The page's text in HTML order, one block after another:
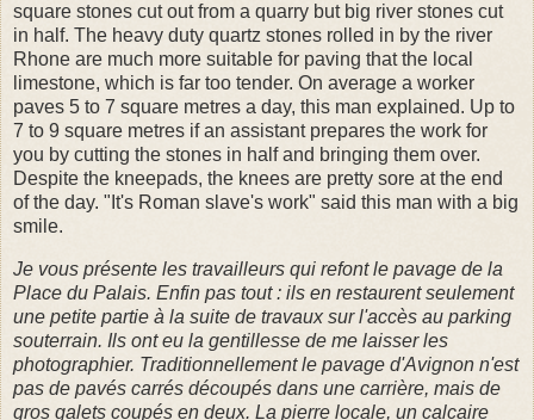
square stones cut out from a quarry but big river stones cut
in half. The heavy duty quartz stones rolled in by the river
Rhone are much more suitable for paving that the local
limestone, which is far too tender. On average a worker
paves 5 to 7 square metres a day, this man explained. Up to
7 to 9 square metres if an assistant prepares the work for
you by cutting the stones in half and bringing them over.
Despite the kneepads, the knees are pretty sore at the end
of the day. "It's Roman slave's work" said this man with a big
smile.
Je vous présente les travailleurs qui refont le pavage de la
Place du Palais. Enfin pas tout : ils en restaurent seulement
une petite partie à la suite de travaux sur l'accès au parking
souterrain. Ils ont eu la gentillesse de me laisser les
photographier. Traditionnellement le pavage d'Avignon n'est
pas de pavés carrés découpés dans une carrière, mais de
gros galets coupés en deux. La pierre locale, un calcaire